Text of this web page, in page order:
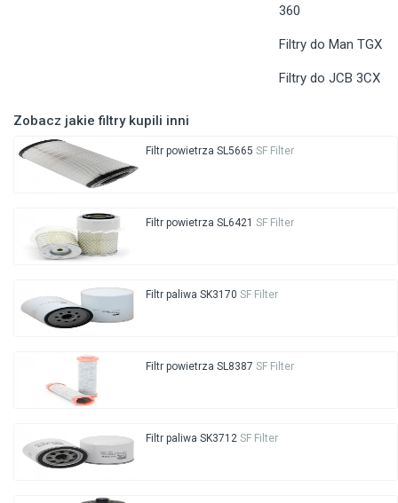
360
Filtry do Man TGX
Filtry do JCB 3CX
Zobacz jakie filtry kupili inni
Filtr powietrza SL5665 SF Filter
Filtr powietrza SL6421 SF Filter
Filtr paliwa SK3170 SF Filter
Filtr powietrza SL8387 SF Filter
Filtr paliwa SK3712 SF Filter